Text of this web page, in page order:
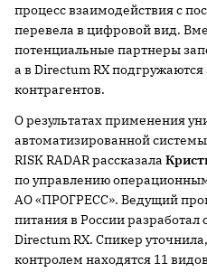
процесс взаимодействия с
перевела в цифровой вид.
потенциальные партнеры
а в Directum RX
контрагентов.
О результатах применения
автоматизированной
RISK RADAR рассказала
по управлению
АО «ПРОГРЕСС». Ведущий
питания в России разработал
Directum RX. Спикер
контролем находятся 11